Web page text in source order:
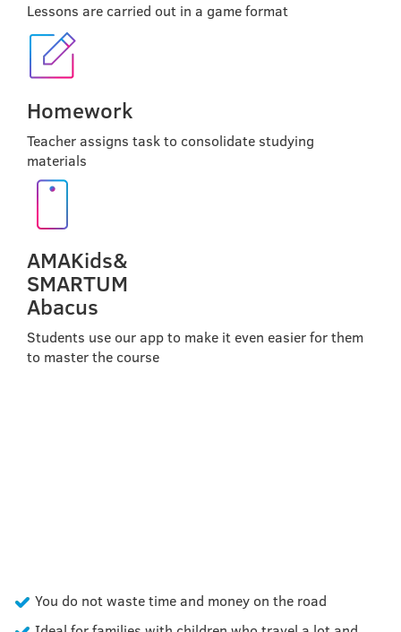
Lessons are carried out in a game format
Homework
Teacher assigns task to consolidate studying
materials
AMAKids&
SMARTUM
Abacus
Students use our app to make it even easier for them
to master the course
You do not waste time and money on the road